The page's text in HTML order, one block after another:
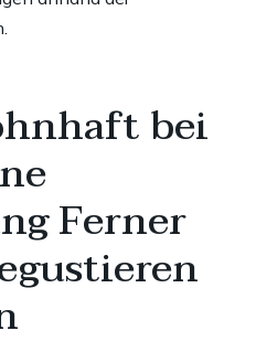
bei
Ferner